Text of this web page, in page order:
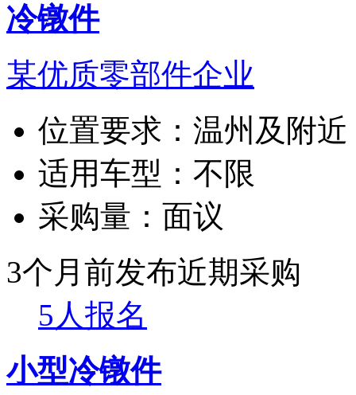
冷镦件
某优质零部件企业
位置要求： 温州及附近
适用车型： 不限
采购量： 面议
3个月前发布近期采购
5人报名
小型冷镦件